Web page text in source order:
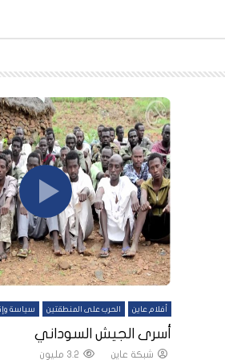
شاهد لاحقاً
أفلام عاين الحرب على المنطقتين سياسة
أسرى الجيش السوداني
شبكة عاين 3.2 مليون